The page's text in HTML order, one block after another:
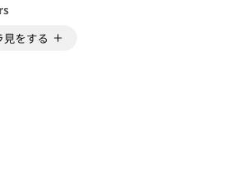
見をする